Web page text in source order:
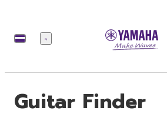
เมนู
Guitar Finder